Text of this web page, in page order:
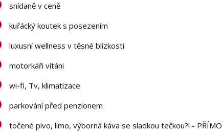
snídaně v ceně
kuřácký koutek s posezením
luxusní wellness v těsné blízkosti
motorkáři vítáni
wi-fi, Tv, klimatizace
parkování před penzionem
točené pivo, limo, výborná káva se sladkou tečkou?! - PŘÍMO